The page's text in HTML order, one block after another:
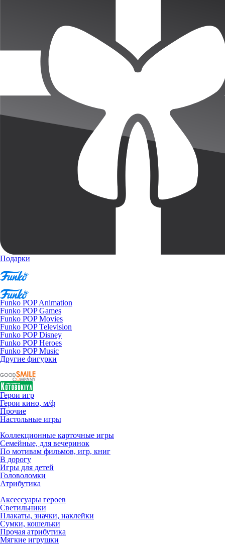
Подарки
Funko POP Animation
Funko POP Games
Funko POP Movies
Funko POP Television
Funko POP Disney
Funko POP Heroes
Funko POP Music
Другие фигурки
Герои игр
Герои кино, м/ф
Прочие
Настольные игры
Коллекционные карточные игры
Семейные, для вечеринок
По мотивам фильмов, игр, книг
В дорогу
Игры для детей
Головоломки
Атрибутика
Аксессуары героев
Светильники
Плакаты, значки, наклейки
Сумки, кошельки
Прочая атрибутика
Мягкие игрушки